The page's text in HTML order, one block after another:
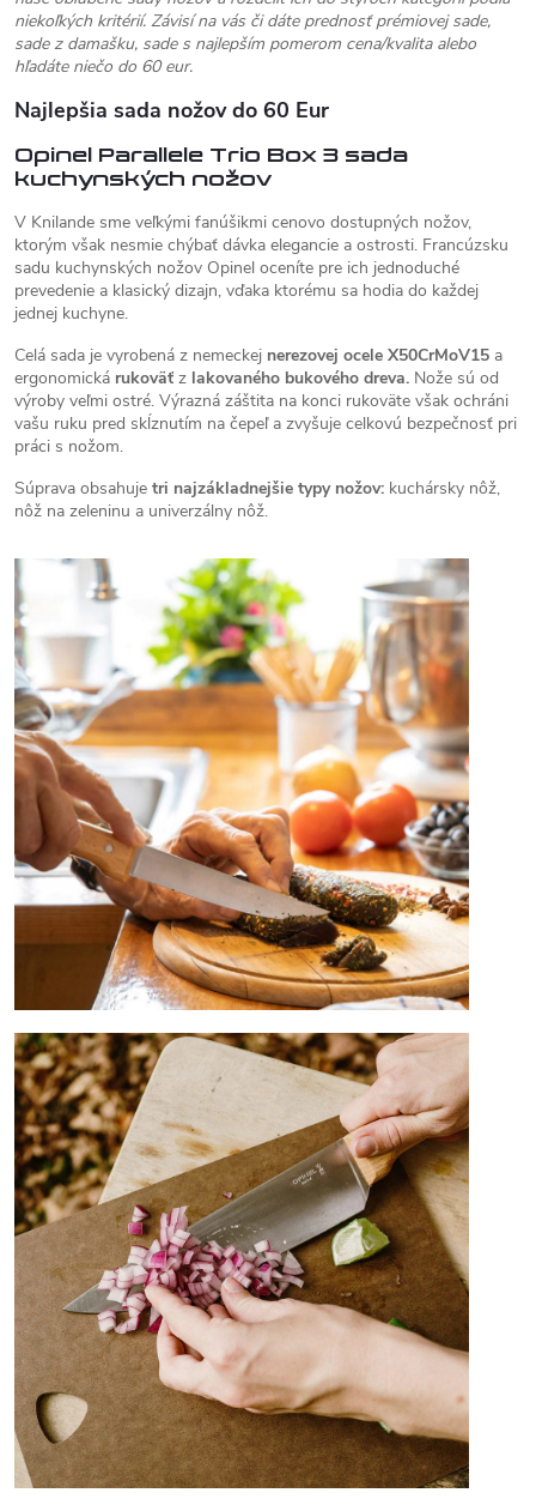
niekoľkých kritérií. Závisí na vás či dáte prednosť prémiovej sade,
sade z damašku, sade s najlepším pomerom cena/kvalita alebo
hľadáte niečo do 60 eur.
Najlepšia sada nožov do 60 Eur
Opinel Parallele Trio Box 3 sada
kuchynských nožov
V Knilande sme veľkými fanúšikmi cenovo dostupných nožov,
ktorým však nesmie chýbať dávka elegancie a ostrosti. Francúzsku
sadu kuchynských nožov Opinel oceníte pre ich jednoduché
prevedenie a klasický dizajn, vďaka ktorému sa hodia do každej
jednej kuchyne.
Celá sada je vyrobená z nemeckej nerezovej ocele X50CrMoV15 a
ergonomická rukoväť z lakovaného bukového dreva. Nože sú od
výroby veľmi ostré. Výrazná záštita na konci rukoväte však ochráni
vašu ruku pred skĺznutím na čepeľ a zvyšuje celkovú bezpečnosť pri
práci s nožom.
Súprava obsahuje tri najzákladnejšie typy nožov: kuchársky nôž,
nôž na zeleninu a univerzálny nôž.